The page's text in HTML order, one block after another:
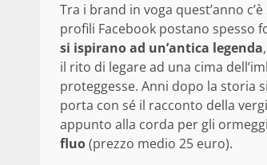
Tra i brand in voga quest’anno c’è
profili Facebook postano spesso
si ispirano ad un’antica legenda
il rito di legare ad una cima
proteggesse. Anni dopo la storia
porta con sé il racconto della
appunto alla corda per gli
fluo(prezzo medio 25 euro).